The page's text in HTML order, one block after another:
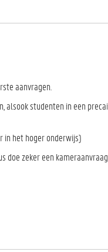
aanvragen.
alsook studenten in een
in het hoger onderwijs)
doe zeker een kameraanvraag.